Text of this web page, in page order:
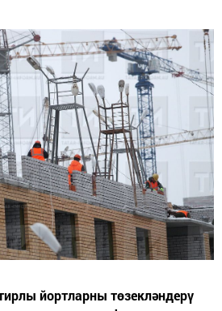
йортларны төзекләндерү